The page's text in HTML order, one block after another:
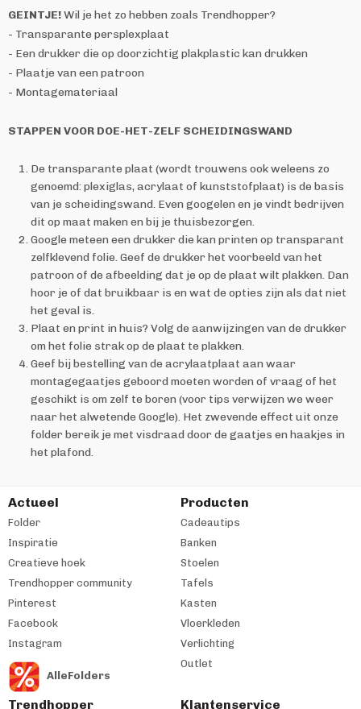
GEINTJE!Wil je het zo hebben zoals Trendhopper?
- Transparante persplexplaat
- Een drukker die op doorzichtig plakplastic kan drukken
- Plaatje van een patroon
- Montagemateriaal
STAPPEN VOOR DOE-HET-ZELF SCHEIDINGSWAND
De transparante plaat (wordt trouwens ook weleens zo
genoemd: plexiglas, acrylaat of kunststofplaat) is de basis
van je scheidingswand. Even googelen en je vindt bedrijven
dit op maat maken en bij je thuisbezorgen.
Google meteen een drukker die kan printen op transparant
zelfklevend folie. Geef de drukker het voorbeeld van het
patroon of de afbeelding dat je op de plaat wilt plakken. Dan
hoor je of dat bruikbaar is en wat de opties zijn als dat niet
het geval is.
Plaat en print in huis? Volg de aanwijzingen van de drukker
om het folie strak op de plaat te plakken.
Geef bij bestelling van de acrylaatplaat aan waar
montagegaatjes geboord moeten worden of vraag of het
geschikt is om zelf te boren (voor tips verwijzen we weer
naar het alwetende Google). Het zwevende effect uit onze
folder bereik je met visdraad door de gaatjes en haakjes in
het plafond.
Actueel
Folder
Inspiratie
Creatieve hoek
Trendhopper community
Pinterest
Facebook
Instagram
AlleFolders
Producten
Cadeautips
Banken
Stoelen
Tafels
Kasten
Vloerkleden
Verlichting
Outlet
Trendhopper Klantenservice